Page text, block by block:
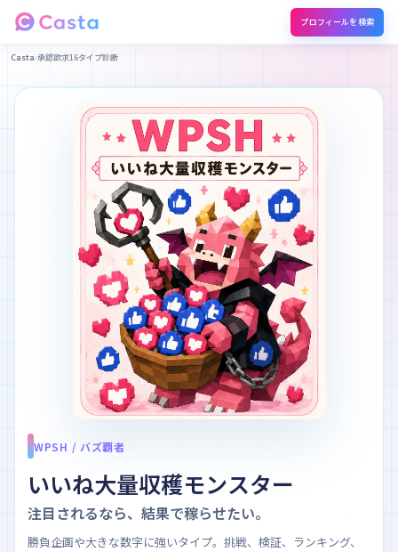
プロフィールを検索
Casta›承認欲求16タイプ診断
WPSH / バズ覇者
いいね大量収穫モンスター
注目されるなら、結果で稼らせたい。
勝負企画や大きな数字に強いタイプ。挑戦、検証、ランキング、